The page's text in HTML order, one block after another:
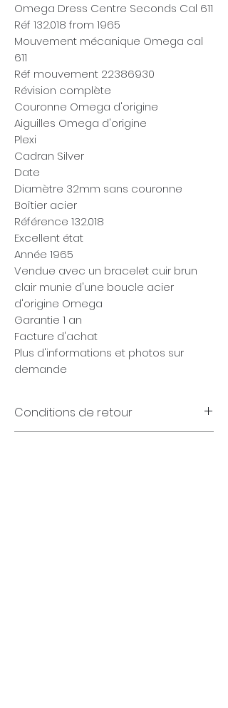
Omega Dress Centre Seconds Cal 611
Réf 132.018 from 1965
Mouvement mécanique Omega cal
611
Réf mouvement 22386930
Révision complète
Couronne Omega d'origine
Aiguilles Omega d'origine
Plexi
Cadran Silver
Date
Diamètre 32mm sans couronne
Boîtier acier
Référence 132.018
Excellent état
Année 1965
Vendue avec un bracelet cuir brun
clair munie d'une boucle acier
d'origine Omega
Garantie 1 an
Facture d'achat
Plus d'informations et photos sur
demande
Conditions de retour